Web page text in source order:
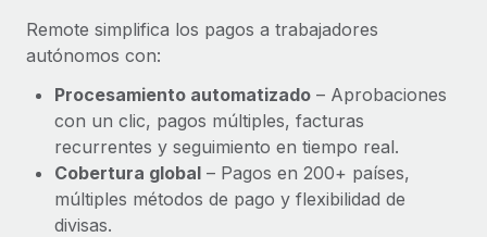
Remote simplifica los pagos a trabajadores
autónomos con:
Procesamiento automatizado – Aprobaciones
con un clic, pagos múltiples, facturas
recurrentes y seguimiento en tiempo real.
Cobertura global – Pagos en 200+ países,
múltiples métodos de pago y flexibilidad de
divisas.